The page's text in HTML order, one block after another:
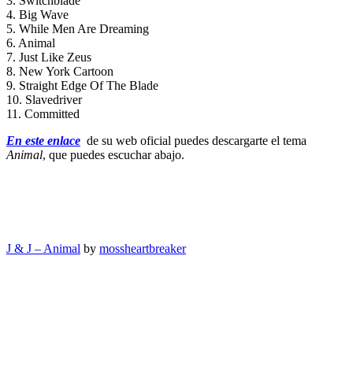
4. Big Wave
5. While Men Are Dreaming
6. Animal
7. Just Like Zeus
8. New York Cartoon
9. Straight Edge Of The Blade
10. Slavedriver
11. Committed
En este enlace de su web oficial puedes descargarte el tema
Animal, que puedes escuchar abajo.
J & J – Animal by mossheartbreaker